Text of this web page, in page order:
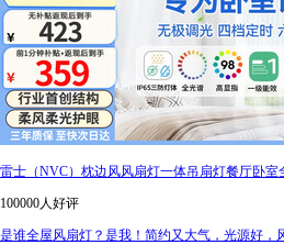
雷士（NVC）枕边风风扇灯一体吊扇灯餐厅卧室
100000人好评
是谁全屋风扇灯？是我！简约又大气，光源好，